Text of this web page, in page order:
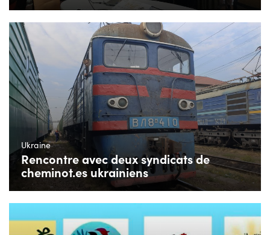
Ukraine
Rencontre avec deux syndicats de
cheminot.es ukrainiens